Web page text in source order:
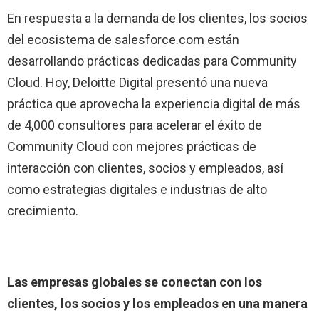
En respuesta a la demanda de los clientes, los socios
del ecosistema de salesforce.com están
desarrollando prácticas dedicadas para Community
Cloud. Hoy, Deloitte Digital presentó una nueva
práctica que aprovecha la experiencia digital de más
de 4,000 consultores para acelerar el éxito de
Community Cloud con mejores prácticas de
interacción con clientes, socios y empleados, así
como estrategias digitales e industrias de alto
crecimiento.
Las empresas globales se conectan con los
clientes, los socios y los empleados en una manera